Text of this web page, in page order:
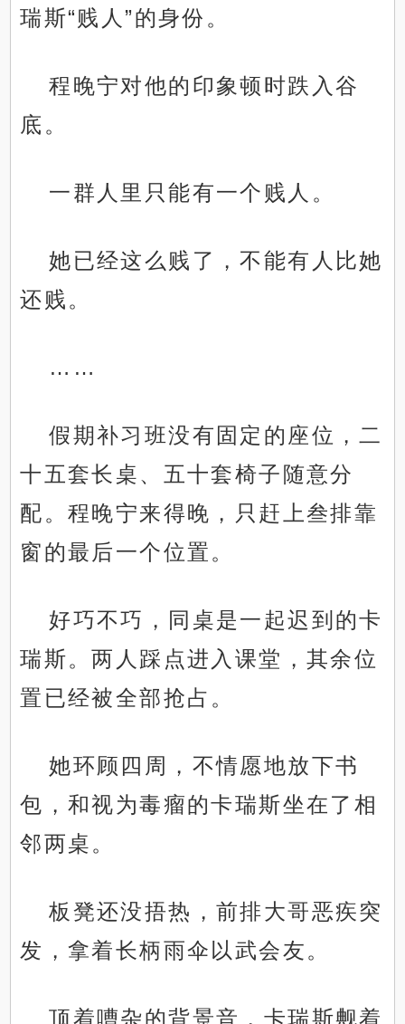
瑞斯“贱人”的身份。
程晚宁对他的印象顿时跌入谷
底。
一群人里只能有一个贱人。
她已经这么贱了，不能有人比她
还贱。
……
假期补习班没有固定的座位，二
十五套长桌、五十套椅子随意分
配。程晚宁来得晚，只赶上叁排靠
窗的最后一个位置。
好巧不巧，同桌是一起迟到的卡
瑞斯。两人踩点进入课堂，其余位
置已经被全部抢占。
她环顾四周，不情愿地放下书
包，和视为毒瘤的卡瑞斯坐在了相
邻两桌。
板凳还没捂热，前排大哥恶疾突
发，拿着长柄雨伞以武会友。
顶着嘈杂的背景音，卡瑞斯觍着